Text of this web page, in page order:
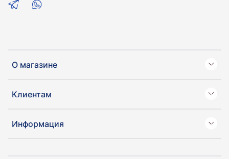
О магазине
Клиентам
Информация